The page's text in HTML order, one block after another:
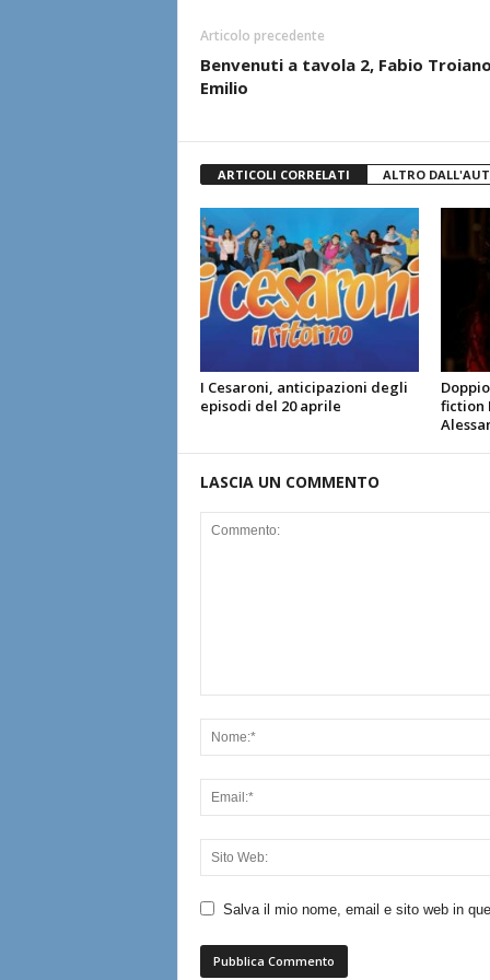
Articolo precedente
Benvenuti a tavola 2, Fabio
Emilio
ARTICOLI CORRELATI ALTRO
I Cesaroni, anticipazioni degli
episodi del 20 aprile
fiction
LASCIA UN COMMENTO
Salva il mio nome, email e sito web in